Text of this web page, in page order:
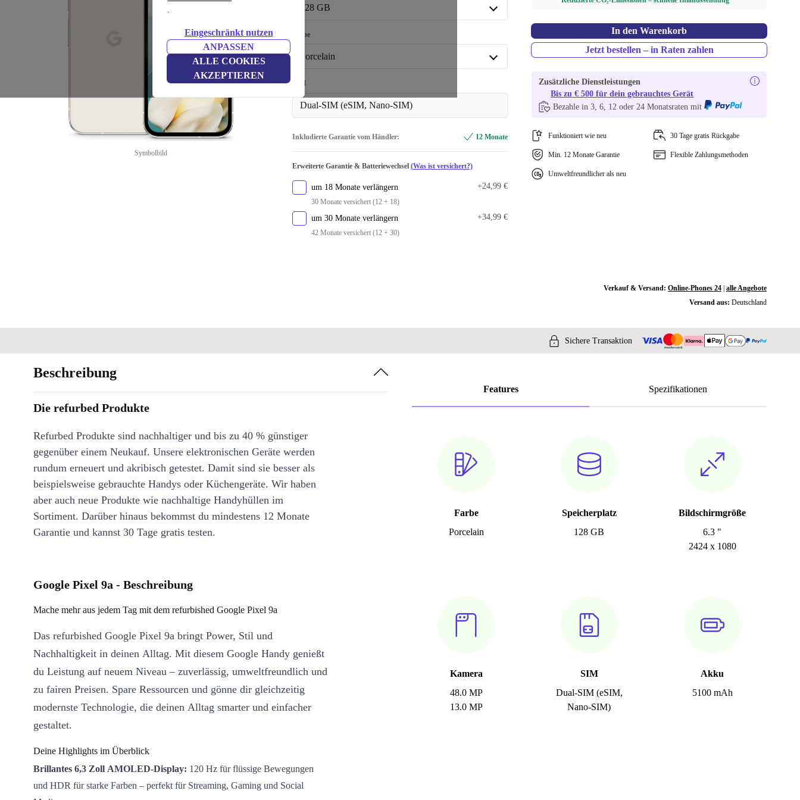
.
Eingeschränkt nutzen
ANPASSEN
ALLE COOKIES
AKZEPTIEREN
Symbolbild
128 GB
128 GB
+101,99 €
Farbe
Porcelain
Iris
Obsidian
SIM
Dual-SIM (eSIM, Nano-SIM)
Inkludierte Garantie vom Händler: 12 Monate
Erweiterte Garantie & Batteriewechsel (Was ist versichert?)
um 18 Monate verlängern
30 Monate versichert (12 + 18)
+24,99 €
um 30 Monate verlängern
42 Monate versichert (12 + 30)
+34,99 €
In den Warenkorb
Jetzt bestellen – in Raten zahlen
Zusätzliche Dienstleistungen
Bis zu € 500 für dein gebrauchtes Gerät
Bezahle in 3, 6, 12 oder 24 Monatsraten mit
Funktioniert wie neu 30 Tage gratis Rückgabe
Min. 12 Monate Garantie Flexible Zahlungsmethoden
Umweltfreundlicher als neu
Verkauf & Versand: Online-Phones 24| alle Angebote
Versand aus: Deutschland
Sichere Transaktion
Features Spezifikationen
Farbe
Porcelain
Speicherplatz
128 GB
Bildschirmgröße
6.3 "
2424 x 1080
Kamera
48.0 MP
13.0 MP
SIM
Dual-SIM (eSIM,
Nano-SIM)
Akku
5100 mAh
Beschreibung
Die refurbed Produkte
Refurbed Produkte sind nachhaltiger und bis zu 40 % günstiger
gegenüber einem Neukauf. Unsere elektronischen Geräte werden
rundum erneuert und akribisch getestet. Damit sind sie besser als
beispielsweise gebrauchte Handys oder Küchengeräte. Wir haben
aber auch neue Produkte wie nachhaltige Handyhüllen im
Sortiment. Darüber hinaus bekommst du mindestens 12 Monate
Garantie und kannst 30 Tage gratis testen.
Google Pixel 9a - Beschreibung
Mache mehr aus jedem Tag mit dem refurbished Google Pixel 9a
Das refurbished Google Pixel 9a bringt Power, Stil und
Nachhaltigkeit in deinen Alltag. Mit diesem Google Handy genießt
du Leistung auf neuem Niveau – zuverlässig, umweltfreundlich und
zu fairen Preisen. Spare Ressourcen und gönne dir gleichzeitig
modernste Technologie, die deinen Alltag smarter und einfacher
gestaltet.
Deine Highlights im Überblick
Brillantes 6,3 Zoll AMOLED-Display: 120 Hz für flüssige Bewegungen
und HDR für starke Farben – perfekt für Streaming, Gaming und Social